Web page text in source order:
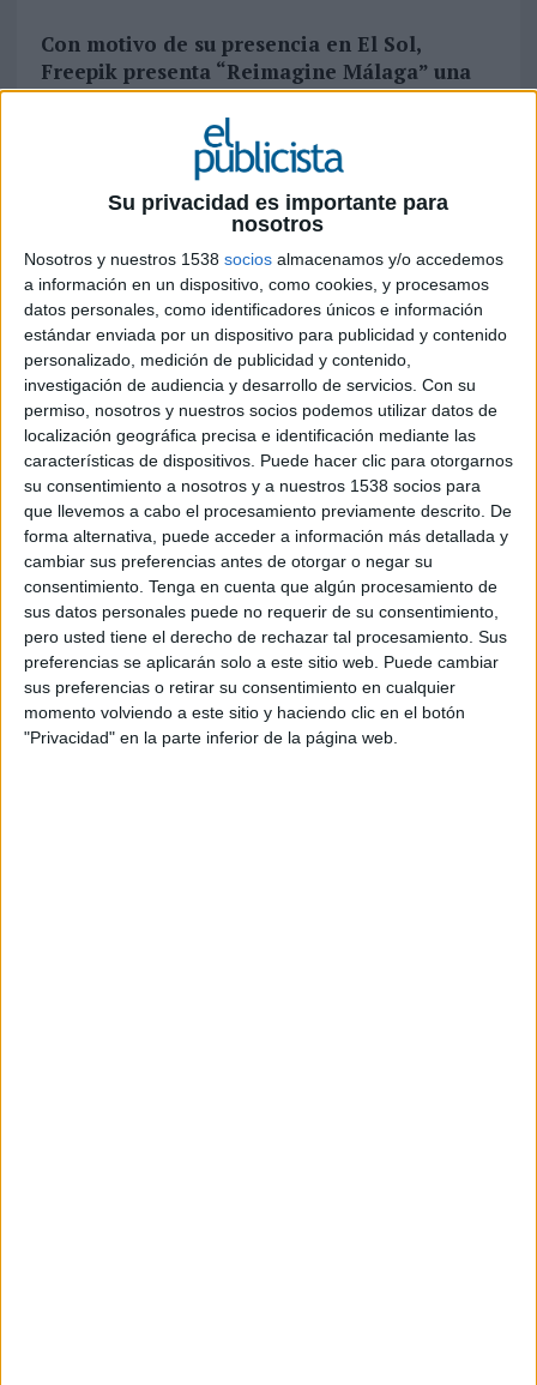
Su privacidad es importante para
nosotros
Nosotros y nuestros 1538 socios almacenamos y/o accedemos
a información en un dispositivo, como cookies, y procesamos
datos personales, como identificadores únicos e información
estándar enviada por un dispositivo para publicidad y contenido
personalizado, medición de publicidad y contenido,
investigación de audiencia y desarrollo de servicios. Con su
permiso, nosotros y nuestros socios podemos utilizar datos de
localización geográfica precisa e identificación mediante las
características de dispositivos. Puede hacer clic para otorgarnos
su consentimiento a nosotros y a nuestros 1538 socios para
que llevemos a cabo el procesamiento previamente descrito. De
forma alternativa, puede acceder a información más detallada y
cambiar sus preferencias antes de otorgar o negar su
consentimiento. Tenga en cuenta que algún procesamiento de
sus datos personales puede no requerir de su consentimiento,
pero usted tiene el derecho de rechazar tal procesamiento. Sus
preferencias se aplicarán solo a este sitio web. Puede cambiar
sus preferencias o retirar su consentimiento en cualquier
momento volviendo a este sitio y haciendo clic en el botón
"Privacidad" en la parte inferior de la página web.
Con motivo de su presencia en El Sol,
Freepik presenta “Reimagine Málaga” una
reinterpretación y localización de 8
campañas de publicidad de marcas como
Nike, Adidas, Ikea, Old Spice o Volvo gracias
, la tecnológica de desarrollo de
herramientas de inteligencia artificial generativa
y de distribución de contenidos gráficos y
audiovisuales, pone en marcha ‘Reimagine
Málaga’, una exposición de carteles compuesta
por 8 campañas de publicidad célebres, de
grandes marcas como Adidas, Nike, Ikea, Old
Spice o Volvo.
La marca ha adaptado estas creatividades a
negocios malagueños como Marisquería Pelayo,
Cerrajería Daniel Martínez, Mudanzas Memudo,
El Palo Fútbol Club, Electro Ocasión Almayate, El
Camm, La Casa del Pintor o Club de Boxeo
Málaga.
La acción forma parte de la participación de
Freepik en El Sol, el Festival Iberoamericano de la
Comunicación Publicitaria, que este año celebra